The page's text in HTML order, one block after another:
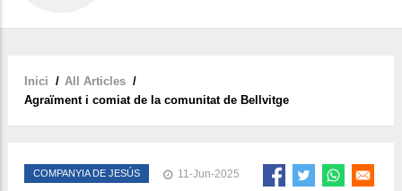
Fil
d'ariadna
Inici / All Articles /
Agraïment i comiat de la comunitat de Bellvitge
COMPANYIA DE JESÚS 11-Jun-2025